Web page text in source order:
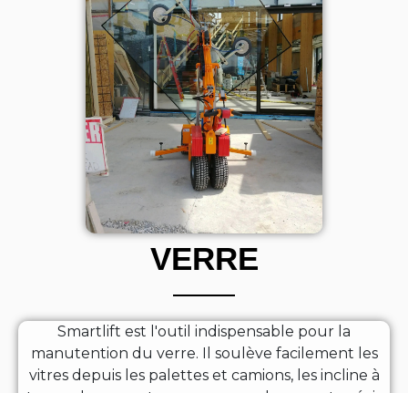
VERRE
Smartlift est l'outil indispensable pour la
manutention du verre. Il soulève facilement les
vitres depuis les palettes et camions, les incline à